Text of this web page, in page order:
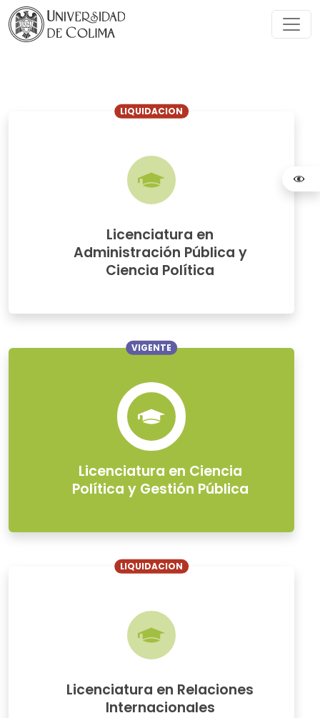
Licenciatura en
Administración Pública y
Ciencia Política
LIQUIDACION
Licenciatura en Ciencia
Política y Gestión Pública
VIGENTE
Licenciatura en Relaciones
Internacionales
LIQUIDACION